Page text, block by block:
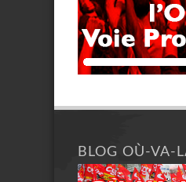
BLOG OÙ-VA-